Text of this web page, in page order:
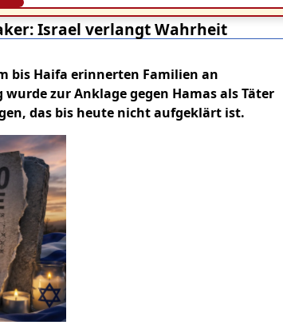
Israel verlangt Wahrheit
bis Haifa erinnerten Familien an
zur Anklage gegen Hamas als Täter
das bis heute nicht aufgeklärt ist.